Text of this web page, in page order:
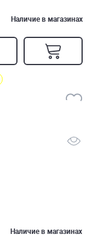
Наличие в магазинах
Наличие в магазинах